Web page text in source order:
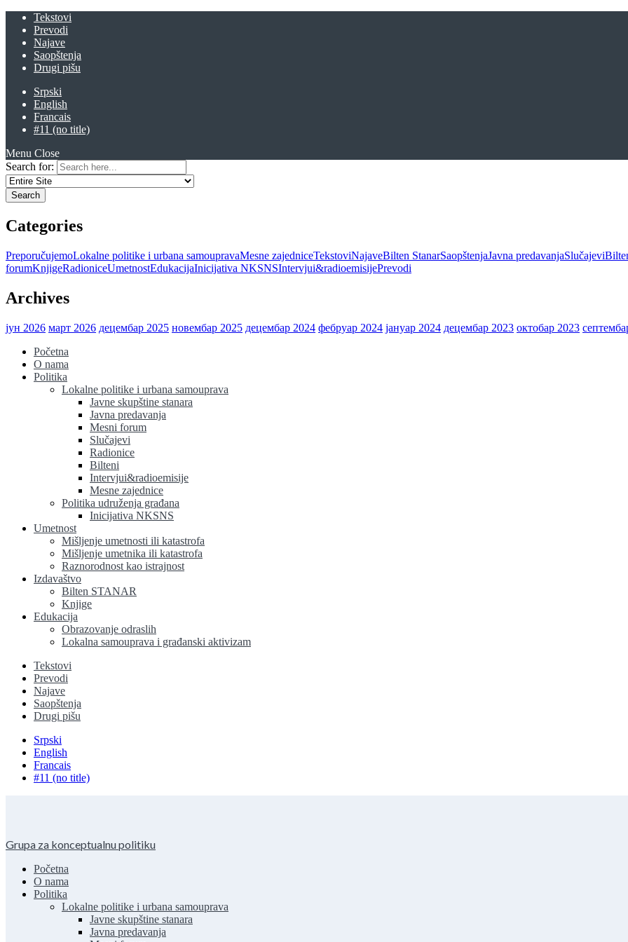
Tekstovi
Prevodi
Najave
Saopštenja
Drugi pišu
Srpski
English
Francais
#11 (no title)
Menu Close
Search for:
Categories
PreporučujemoLokalne politike i urbana samoupravaMesne zajedniceTekstoviNajaveBilten StanarSaopštenjaJavna predavanjaSlučajevi
forumKnjigeRadioniceUmetnostEdukacijaInicijativa NKSNSIntervjui&radioemisijePrevodi
Archives
јун 2026 март 2026 децембар 2025 новембар 2025 децембар 2024 фебруар 2024 јануар 2024 децембар 2023 октобар 2023
Početna
O nama
Politika
Lokalne politike i urbana samouprava
Javne skupštine stanara
Javna predavanja
Mesni forum
Slučajevi
Radionice
Bilteni
Intervjui&radioemisije
Mesne zajednice
Politika udruženja građana
Inicijativa NKSNS
Umetnost
Mišljenje umetnosti ili katastrofa
Mišljenje umetnika ili katastrofa
Raznorodnost kao istrajnost
Izdavaštvo
Bilten STANAR
Knjige
Edukacija
Obrazovanje odraslih
Lokalna samouprava i građanski aktivizam
Tekstovi
Prevodi
Najave
Saopštenja
Drugi pišu
Srpski
English
Francais
#11 (no title)
Grupa za konceptualnu politiku
Početna
O nama
Politika
Lokalne politike i urbana samouprava
Javne skupštine stanara
Javna predavanja